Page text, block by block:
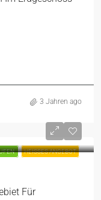
3 Jahren ago
HEISSES ANGEBOT
Für